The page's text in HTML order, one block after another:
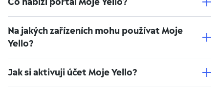
Na jakých zařízeních mohu používat Moje
Yello?
Jak si aktivuji účet Moje Yello?